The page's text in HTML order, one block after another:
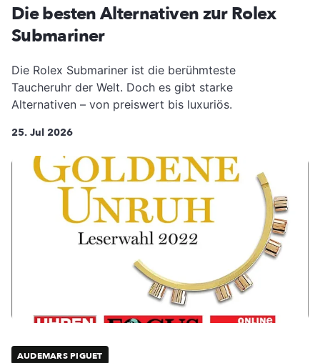
Die besten Alternativen zur Rolex
Submariner
Die Rolex Submariner ist die berühmteste
Taucheruhr der Welt. Doch es gibt starke
Alternativen – von preiswert bis luxuriös.
25. Jul 2026
AUDEMARS PIGUET